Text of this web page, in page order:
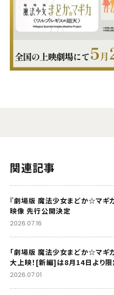
関連記事
『劇場版 魔法少女まどか☆マギ
映像 先行公開決定
2026.07.16
「劇場版 魔法少女まどか☆マ
大上映！[新編]は8月14日より
2026.07.01